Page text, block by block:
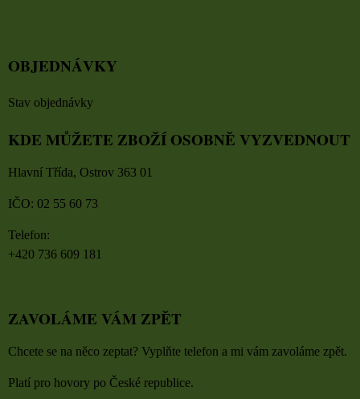
OBJEDNÁVKY
Stav objednávky
KDE MŮŽETE ZBOŽÍ OSOBNĚ VYZVEDNOUT
Hlavní Třída, Ostrov 363 01
IČO: 02 55 60 73
Telefon:
+420 736 609 181
ZAVOLÁME VÁM ZPĚT
Chcete se na něco zeptat? Vyplňte telefon a mi vám zavoláme zpět.
Platí pro hovory po České republice.